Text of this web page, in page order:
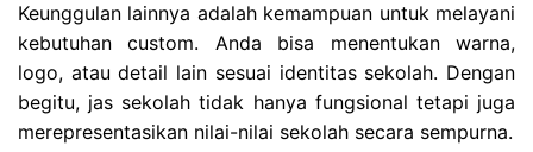
Keunggulan lainnya adalah kemampuan untuk melayani
kebutuhan custom. Anda bisa menentukan warna,
logo, atau detail lain sesuai identitas sekolah. Dengan
begitu, jas sekolah tidak hanya fungsional tetapi juga
merepresentasikan nilai-nilai sekolah secara sempurna.